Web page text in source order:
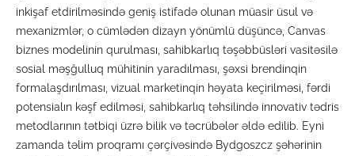
inkişaf etdirilməsində geniş istifadə olunan müasir üsul və
mexanizmlər, o cümlədən dizayn yönümlü düşüncə, Canvas
biznes modelinin qurulması, sahibkarlıq təşəbbüsləri vasitəsilə
sosial məşğulluq mühitinin yaradılması, şəxsi brendinqin
formalaşdırılması, vizual marketinqin həyata keçirilməsi, fərdi
potensialın kəşf edilməsi, sahibkarlıq təhsilində innovativ tədris
metodlarının tətbiqi üzrə bilik və təcrübələr əldə edilib. Eyni
zamanda təlim proqramı çərçivəsində Bydgoszcz şəhərinin